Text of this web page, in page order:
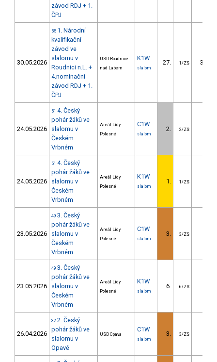
závod RDJ + 1.
ČPJ
30.05.2026
55 1. Národní
kvalifikační
závod ve
slalomu v
Roudnici n.L. +
4.nominační
závod RDJ + 1.
ČPJ
USD Roudnice
nad Labem
K1W
slalom
27. 1/ZS 34.99
24.05.2026
51 4. Český
pohár žáků ve
slalomu v
Českém
Vrbném
Areál Lídy
Polesné
C1W
slalom
2. 2/ZS
24.05.2026
51 4. Český
pohár žáků ve
slalomu v
Českém
Vrbném
Areál Lídy
Polesné
K1W
slalom
1. 1/ZS
23.05.2026
49 3. Český
pohár žáků ve
slalomu v
Českém
Vrbném
Areál Lídy
Polesné
C1W
slalom
3. 3/ZS
23.05.2026
49 3. Český
pohár žáků ve
slalomu v
Českém
Vrbném
Areál Lídy
Polesné
K1W
slalom
6. 6/ZS
26.04.2026
32 2. Český
pohár žáků ve
slalomu v
Opavě
USD Opava
C1W
slalom
3. 3/ZS